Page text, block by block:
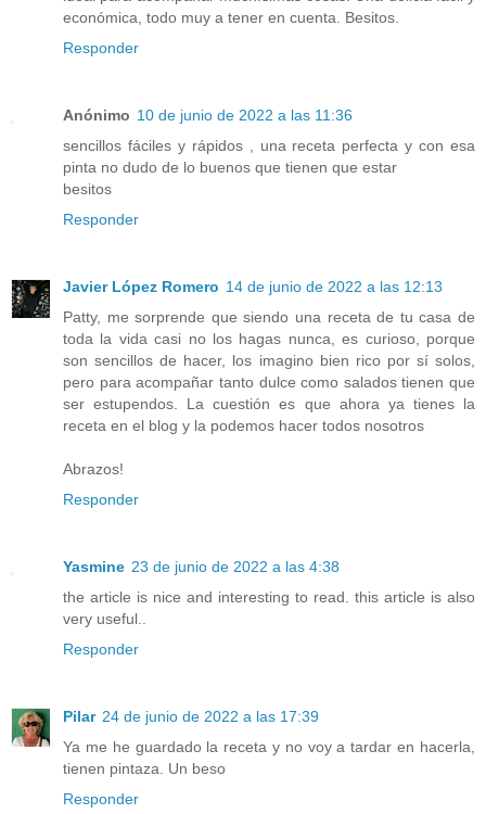
económica, todo muy a tener en cuenta. Besitos.
Responder
Anónimo 10 de junio de 2022 a las 11:36
sencillos fáciles y rápidos , una receta perfecta y con esa
pinta no dudo de lo buenos que tienen que estar
besitos
Responder
Javier López Romero 14 de junio de 2022 a las 12:13
Patty, me sorprende que siendo una receta de tu casa de
toda la vida casi no los hagas nunca, es curioso, porque
son sencillos de hacer, los imagino bien rico por sí solos,
pero para acompañar tanto dulce como salados tienen que
ser estupendos. La cuestión es que ahora ya tienes la
receta en el blog y la podemos hacer todos nosotros
Abrazos!
Responder
Yasmine 23 de junio de 2022 a las 4:38
the article is nice and interesting to read. this article is also
very useful
Responder
Pilar 24 de junio de 2022 a las 17:39
Ya me he guardado la receta y no voy a tardar en hacerla,
tienen pintaza. Un beso
Responder